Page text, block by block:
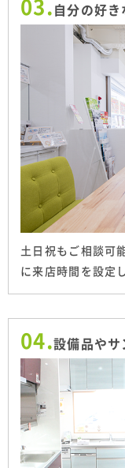
03. 自分の好
土日祝もご相談可
に来店時間を設定
04.設備品やサ